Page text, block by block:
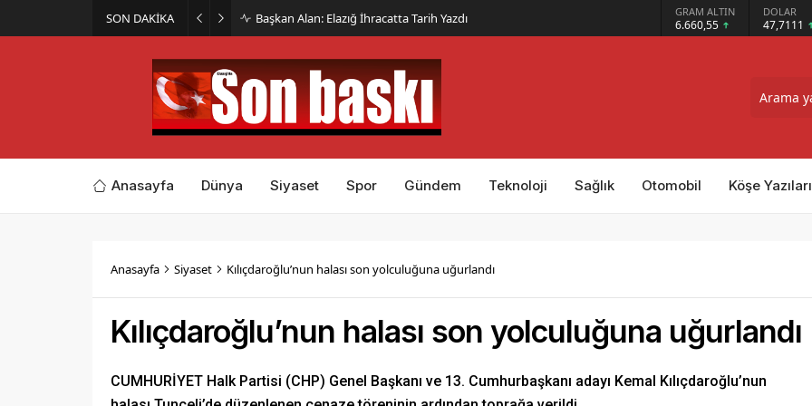
SON DAKİKA İmar Kararı Mahkemeye Taşındı DOLAR
47,7111
EURO
55,1881
Anasayfa Dünya Siyaset Spor Gündem Teknoloji Sağlık Otomobil Köşe Yazıları
Anasayfa Siyaset Kılıçdaroğlu’nun halası son yolculuğuna uğurlandı
Kılıçdaroğlu’nun halası son yolculuğuna uğurlandı
CUMHURİYET Halk Partisi (CHP) Genel Başkanı ve 13. Cumhurbaşkanı adayı Kemal Kılıçdaroğlu’nun